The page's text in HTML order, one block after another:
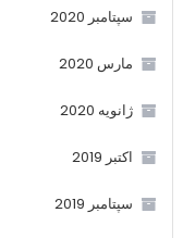
سپتامبر 2020
مارس 2020
ژانویه 2020
اکتبر 2019
سپتامبر 2019